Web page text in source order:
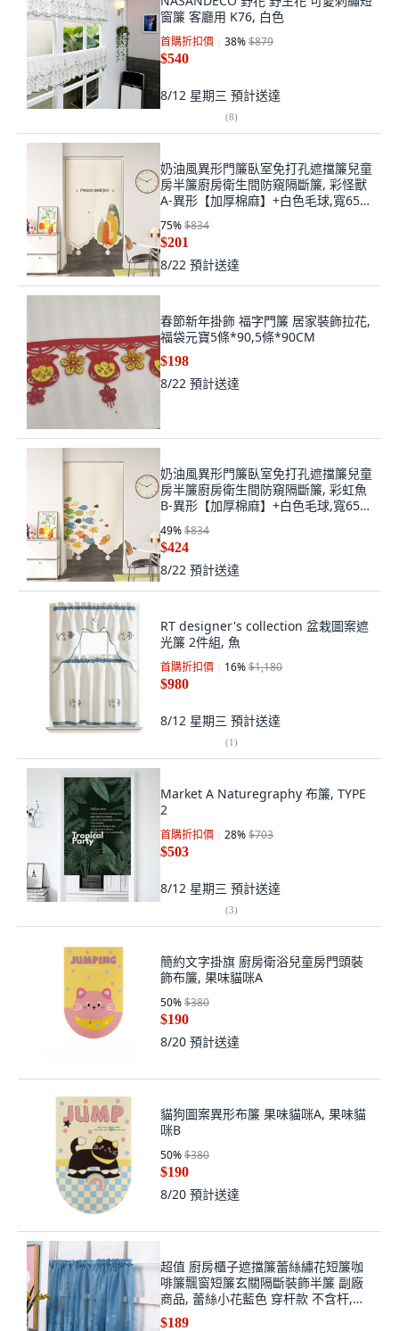
窗簾 客廳用 K76, 白色
首購折扣價 38%$879
$540
8/12 星期三 預計送達
(8)
奶油風異形門簾臥室免打孔遮擋簾兒童
房半簾廚房衛生間防窺隔斷簾, 彩怪獸
A-異形【加厚棉麻】+白色毛球,寬65*
高90cm【半開式-送伸縮桿0
75%$834
$201
8/22 預計送達
春節新年掛飾 福字門簾 居家裝飾拉花,
福袋元寶5條*90,5條*90CM
$198
8/22 預計送達
奶油風異形門簾臥室免打孔遮擋簾兒童
房半簾廚房衛生間防窺隔斷簾, 彩虹魚
B-異形【加厚棉麻】+白色毛球,寬65*
高90cm【半開式-送伸縮桿0
49%$834
$424
8/22 預計送達
RT designer's collection 盆栽圖案遮
光簾 2件組, 魚
首購折扣價 16%$1,180
$980
8/12 星期三 預計送達
(1)
Market A Naturegraphy 布簾, TYPE
2
首購折扣價 28%$703
$503
8/12 星期三 預計送達
(3)
簡約文字掛旗 廚房衛浴兒童房門頭裝
飾布簾, 果味貓咪A
50%$380
$190
8/20 預計送達
貓狗圖案異形布簾 果味貓咪A, 果味貓
咪B
50%$380
$190
8/20 預計送達
超值 廚房櫃子遮擋簾蕾絲繡花短簾咖
啡簾飄窗短簾玄關隔斷裝飾半簾 副廠
商品, 蕾絲小花藍色 穿杆款 不含杆,平
鋪寬100高40一片式
$189